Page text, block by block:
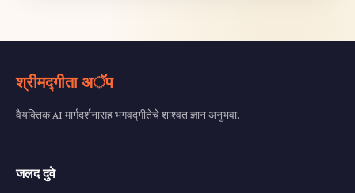
श्रीमद्गीता अॅप
वैयक्तिक AI मार्गदर्शनासह भगवद्गीतेचे शाश्वत ज्ञान अनुभवा.
जलद दुवे